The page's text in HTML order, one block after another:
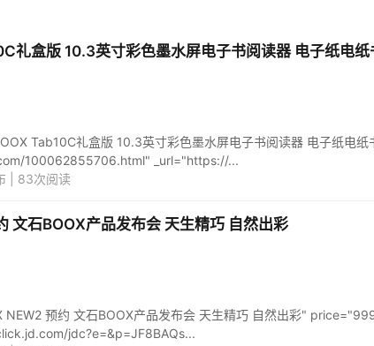
礼盒版 10.3英寸彩色墨水屏电子书阅读器 电子纸电
Tab10C礼盒版 10.3英寸彩色墨水屏电子书阅读器 电子纸电
100062855706.html" _url="https://...
| 83次阅读
文石BOOX产品发布会 天生精巧 自然出彩
NEW2 预约 文石BOOX产品发布会 天生精巧 自然出彩"
jdc?e=&p=JF8BAQs...